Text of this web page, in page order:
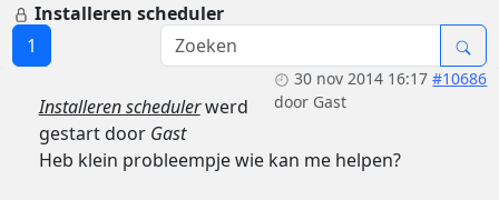
Installeren scheduler
1
30 nov 2014 16:17 #10686
door Gast
Installeren schedulerwerd
gestart door Gast
Heb klein probleempje wie kan me helpen?